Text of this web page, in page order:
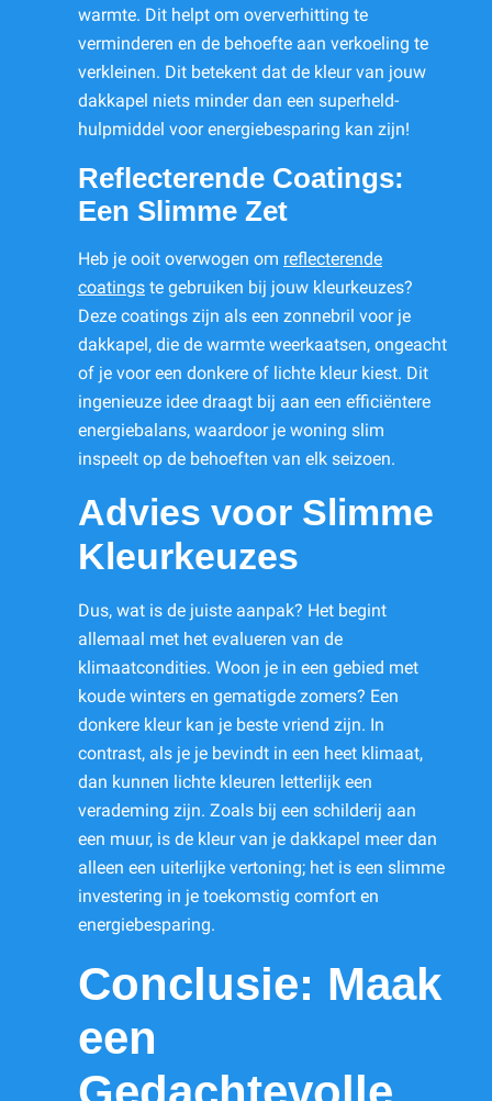
warmte. Dit helpt om oververhitting te
verminderen en de behoefte aan verkoeling te
verkleinen. Dit betekent dat de kleur van jouw
dakkapel niets minder dan een superheld-
hulpmiddel voor energiebesparing kan zijn!
Reflecterende Coatings:
Een Slimme Zet
Heb je ooit overwogen om reflecterende
coatings te gebruiken bij jouw kleurkeuzes?
Deze coatings zijn als een zonnebril voor je
dakkapel, die de warmte weerkaatsen, ongeacht
of je voor een donkere of lichte kleur kiest. Dit
ingenieuze idee draagt bij aan een efficiëntere
energiebalans, waardoor je woning slim
inspeelt op de behoeften van elk seizoen.
Advies voor Slimme
Kleurkeuzes
Dus, wat is de juiste aanpak? Het begint
allemaal met het evalueren van de
klimaatcondities. Woon je in een gebied met
koude winters en gematigde zomers? Een
donkere kleur kan je beste vriend zijn. In
contrast, als je je bevindt in een heet klimaat,
dan kunnen lichte kleuren letterlijk een
verademing zijn. Zoals bij een schilderij aan
een muur, is de kleur van je dakkapel meer dan
alleen een uiterlijke vertoning; het is een slimme
investering in je toekomstig comfort en
energiebesparing.
Conclusie: Maak
een